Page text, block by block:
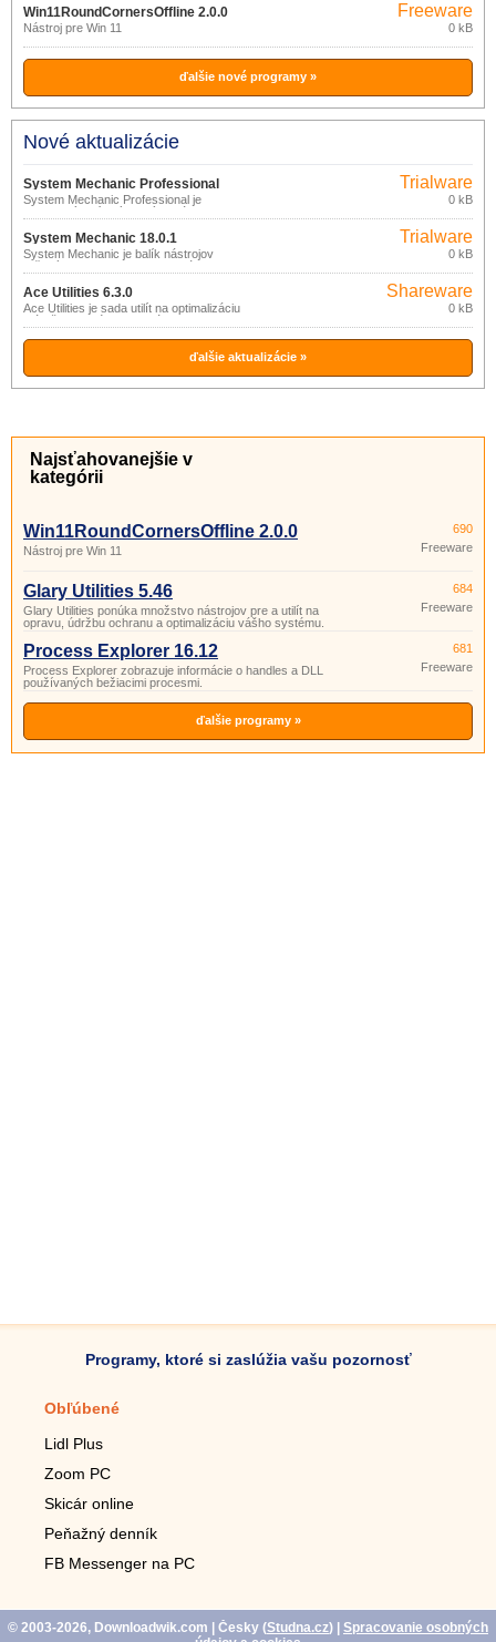
Win11RoundCornersOffline 2.0.0
Nástroj pre Win 11
Freeware
0 kB
ďalšie nové programy »
Nové aktualizácie
System Mechanic Professional
18.0.1
System Mechanic Professional je
kompletný balík výkonných nástrojov na
zaistenie optimálneho výkonu a
bezpečnosti PC.
Trialware
0 kB
System Mechanic 18.0.1
System Mechanic je balík nástrojov
určených na vyhľadanie, odstránenie a
prevenciu problémov s PC.
Trialware
0 kB
Ace Utilities 6.3.0
Ace Utilities je sada utilít na optimalizáciu
a údržbu systému: odstránenie
nepotrebných a duplicitných súborov,
vyčistenie registra, správa aplikácií
spúšťaných pri štarte, správca cookies,
Shareware
0 kB
ďalšie aktualizácie »
Najsťahovanejšie v
kategórii
Win11RoundCornersOffline 2.0.0
Nástroj pre Win 11
690
Freeware
Glary Utilities 5.46
Glary Utilities ponúka množstvo nástrojov pre a utilít na
opravu, údržbu ochranu a optimalizáciu vášho systému.
684
Freeware
Process Explorer 16.12
Process Explorer zobrazuje informácie o handles a DLL
používaných bežiacimi procesmi.
681
Freeware
ďalšie programy »
Programy, ktoré si zaslúžia vašu pozornosť
Obľúbené
Lidl Plus
Zoom PC
Skicár online
Peňažný denník
FB Messenger na PC
© 2003-2026, Downloadwik.com | Česky (Studna.cz)
Spracovanie osobných